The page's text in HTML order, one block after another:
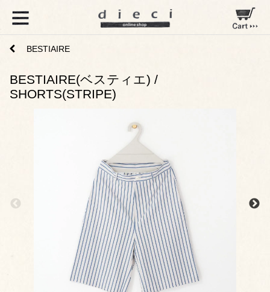
BESTIAIRE
BESTIAIRE(ベスティエ) /
SHORTS(STRIPE)